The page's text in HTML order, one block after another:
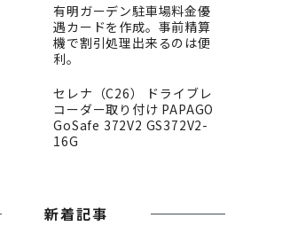
有明ガーデン駐車場料金優
遇カードを作成。事前精算
機で割引処理出来るのは便
利。
セレナ（C26） ドライブレ
コーダー取り付け PAPAGO
GoSafe 372V2 GS372V2-
16G
新着記事